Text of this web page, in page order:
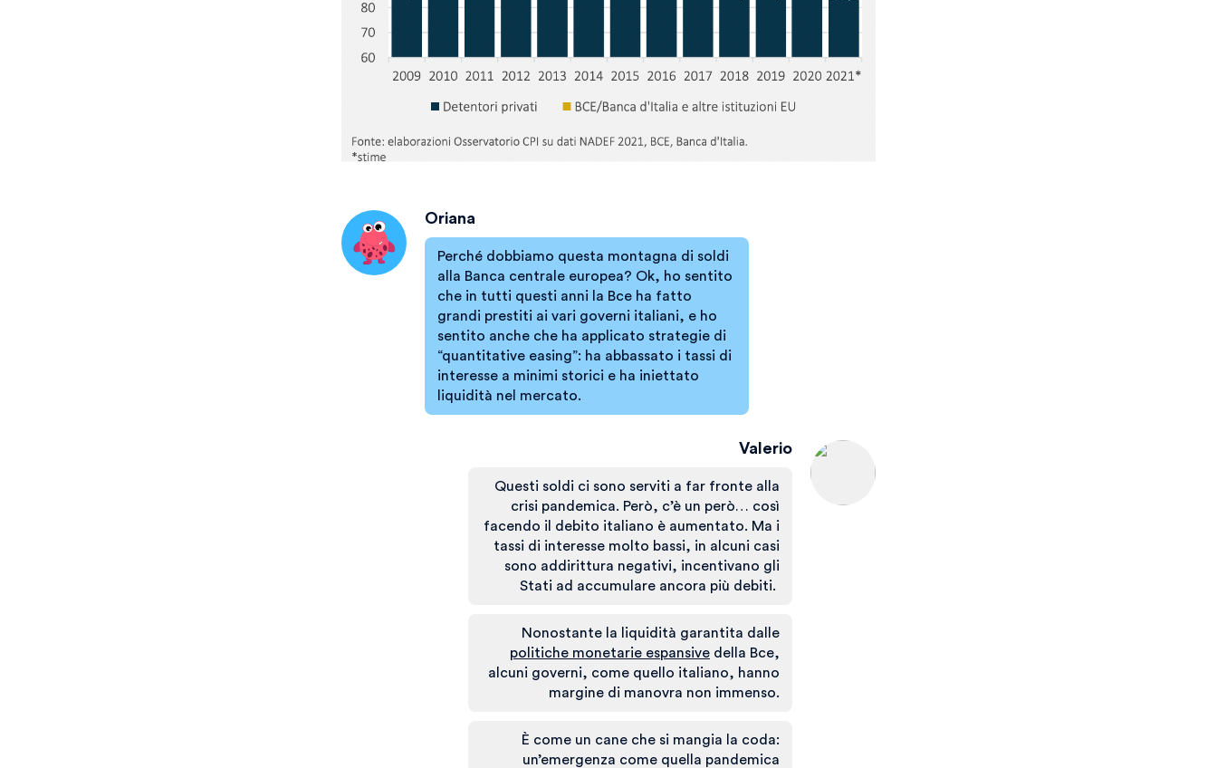
Oriana
Perché dobbiamo questa montagna di soldi
alla Banca centrale europea? Ok, ho sentito
che in tutti questi anni la Bce ha fatto
grandi prestiti ai vari governi italiani, e ho
sentito anche che ha applicato strategie di
“quantitative easing”: ha abbassato i tassi di
interesse a minimi storici e ha iniettato
liquidità nel mercato.
Valerio
Questi soldi ci sono serviti a far fronte alla
crisi pandemica. Però, c’è un però… così
facendo il debito italiano è aumentato. Ma i
tassi di interesse molto bassi, in alcuni casi
sono addirittura negativi, incentivano gli
Stati ad accumulare ancora più debiti.
Nonostante la liquidità garantita dalle
politiche monetarie espansive della Bce,
alcuni governi, come quello italiano, hanno
margine di manovra non immenso.
È come un cane che si mangia la coda:
un’emergenza come quella pandemica